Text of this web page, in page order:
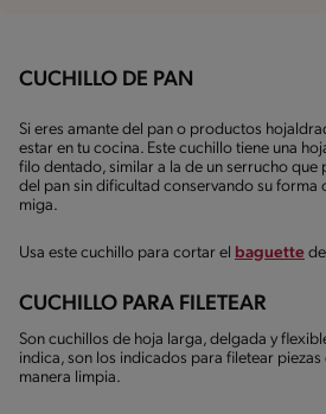
CUCHILLO DE PAN
Si eres amante del pan o productos
estar en tu cocina. Este cuchillo tiene una
filo dentado, similar a la de un serrucho
del pan sin dificultad conservando su forma
miga.
Usa este cuchillo para cortar el baguette
CUCHILLO PARA FILETEAR
Son cuchillos de hoja larga, delgada y
indica, son los indicados para filetear piezas
manera limpia.